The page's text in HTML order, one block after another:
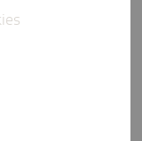
Co. gelangen
als
zu
aus, um